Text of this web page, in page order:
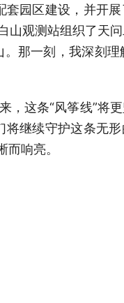
园区建设，并开展
山观测站组织了天
那一刻，我深刻理
这条“风筝线”将更
继续守护这条无
响亮。